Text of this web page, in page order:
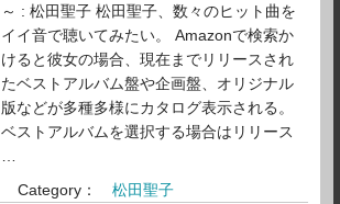
～ : 松田聖子 松田聖子、数々のヒット曲を
イイ音で聴いてみたい。 Amazonで検索か
けると彼女の場合、現在までリリースされ
たベストアルバム盤や企画盤、オリジナル
版などが多種多様にカタログ表示される。
ベストアルバムを選択する場合はリリース
Category：
松田聖子